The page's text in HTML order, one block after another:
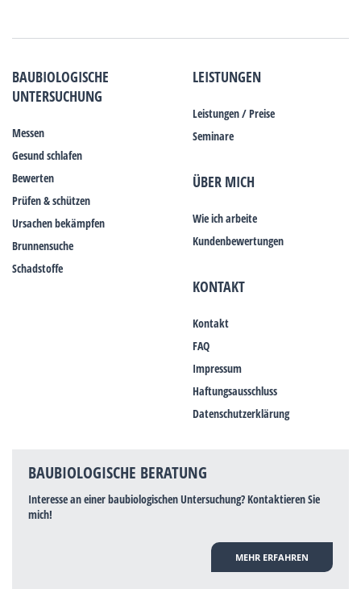
BAUBIOLOGISCHE
UNTERSUCHUNG
Messen
Gesund schlafen
Bewerten
Prüfen & schützen
Ursachen bekämpfen
Brunnensuche
Schadstoffe
LEISTUNGEN
Leistungen / Preise
Seminare
ÜBER MICH
Wie ich arbeite
Kundenbewertungen
KONTAKT
Kontakt
FAQ
Impressum
Haftungsausschluss
Datenschutzerklärung
BAUBIOLOGISCHE BERATUNG
Interesse an einer baubiologischen Untersuchung? Kontaktieren Sie
mich!
MEHR ERFAHREN